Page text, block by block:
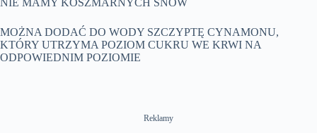
NIE MAMY KOSZMARNYCH SNÓW
MOŻNA DODAĆ DO WODY SZCZYPTĘ CYNAMONU,
KTÓRY UTRZYMA POZIOM CUKRU WE KRWI NA
ODPOWIEDNIM POZIOMIE
Reklamy